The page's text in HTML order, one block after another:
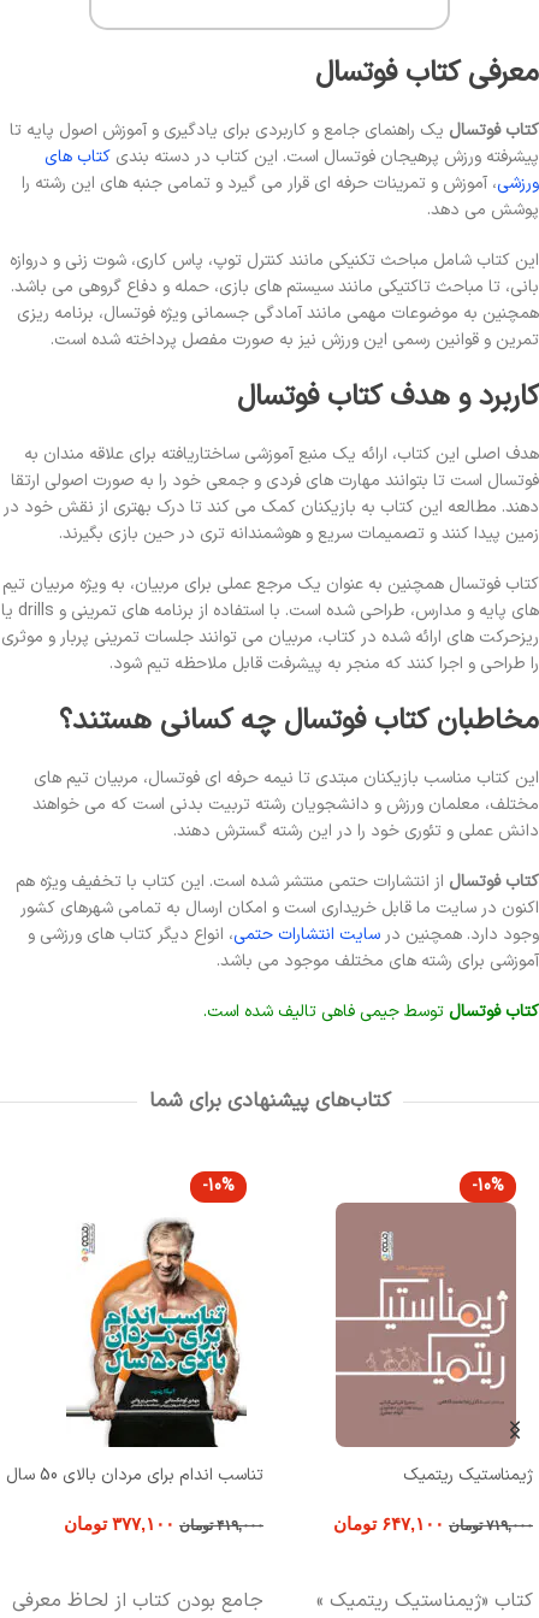
معرفی کتاب فوتسال
کتاب فوتسال یک راهنمای جامع و کاربردی برای یادگیری و آموزش اصول پایه تا
پیشرفته ورزش پرهیجان فوتسال است. این کتاب در دسته بندی کتاب های
ورزشی، آموزش و تمرینات حرفه ای قرار می گیرد و تمامی جنبه های این رشته را
پوشش می دهد.
این کتاب شامل مباحث تکنیکی مانند کنترل توپ، پاس کاری، شوت زنی و دروازه
بانی، تا مباحث تاکتیکی مانند سیستم های بازی، حمله و دفاع گروهی می باشد.
همچنین به موضوعات مهمی مانند آمادگی جسمانی ویژه فوتسال، برنامه ریزی
تمرین و قوانین رسمی این ورزش نیز به صورت مفصل پرداخته شده است.
کاربرد و هدف کتاب فوتسال
هدف اصلی این کتاب، ارائه یک منبع آموزشی ساختاریافته برای علاقه مندان به
فوتسال است تا بتوانند مهارت های فردی و جمعی خود را به صورت اصولی ارتقا
دهند. مطالعه این کتاب به بازیکنان کمک می کند تا درک بهتری از نقش خود در
زمین پیدا کنند و تصمیمات سریع و هوشمندانه تری در حین بازی بگیرند.
کتاب فوتسال همچنین به عنوان یک مرجع عملی برای مربیان، به ویژه مربیان تیم
های پایه و مدارس، طراحی شده است. با استفاده از برنامه های تمرینی و drills یا
ریزحرکت های ارائه شده در کتاب، مربیان می توانند جلسات تمرینی پربار و موثری
را طراحی و اجرا کنند که منجر به پیشرفت قابل ملاحظه تیم شود.
مخاطبان کتاب فوتسال چه کسانی هستند؟
این کتاب مناسب بازیکنان مبتدی تا نیمه حرفه ای فوتسال، مربیان تیم های
مختلف، معلمان ورزش و دانشجویان رشته تربیت بدنی است که می خواهند
دانش عملی و تئوری خود را در این رشته گسترش دهند.
کتاب فوتسال از انتشارات حتمی منتشر شده است. این کتاب با تخفیف ویژه هم
اکنون در سایت ما قابل خریداری است و امکان ارسال به تمامی شهرهای کشور
وجود دارد. همچنین درسایت انتشارات حتمی، انواع دیگر کتاب های ورزشی و
آموزشی برای رشته های مختلف موجود می باشد.
کتاب فوتسالتوسط جیمی فاهی تالیف شده است.
کتاب‌های پیشنهادی برای شما
-10%
ژیمناستیک ریتمیک
۷۱۹,۰۰۰ تومان ۶۴۷,۱۰۰ تومان
کتاب «ژیمناستیک ریتمیک »
-10%
تناسب اندام برای مردان بالای 50 سال
۴۱۹,۰۰۰ تومان ۳۷۷,۱۰۰ تومان
جامع بودن کتاب از لحاظ معرفي